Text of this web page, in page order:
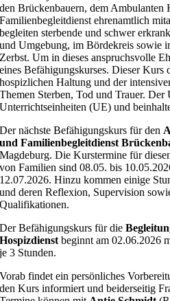
den Brückenbauern, dem Ambulanten
Familienbegleitdienst ehrenamtlich
begleiten sterbende und schwer
und Umgebung, im Bördekreis sowie
Zerbst. Um in dieses anspruchsvolle
eines Befähigungskurses. Dieser
hospizlichen Haltung und der
Themen Sterben, Tod und Trauer. Der
Unterrichtseinheiten (UE) und
Der nächste Befähigungskurs für den
und Familienbegleitdienst
Magdeburg. Die Kurstermine für
von Familien sind 08.05. bis
12.07.2026. Hinzu kommen einige
und deren Reflexion, Supervision
Qualifikationen.
Der Befähigungskurs für die
Hospizdienstbeginnt am 02.06.2026
je 3 Stunden.
Vorab findet ein persönliches
den Kurs informiert und beiderseitig